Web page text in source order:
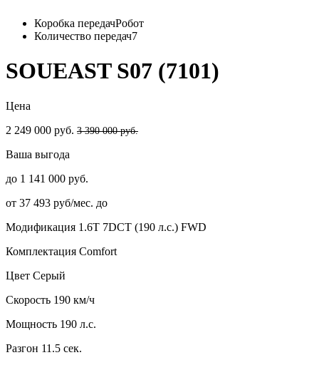
Коробка передачРобот
Количество передач7
SOUEAST S07 (7101)
Цена
2 249 000 руб. 3 390 000 руб.
Ваша выгода
до 1 141 000 руб.
от 37 493 руб/мес. до
Модификация 1.6T 7DCT (190 л.с.) FWD
Комплектация Comfort
Цвет Серый
Скорость 190 км/ч
Мощность 190 л.с.
Разгон 11.5 сек.